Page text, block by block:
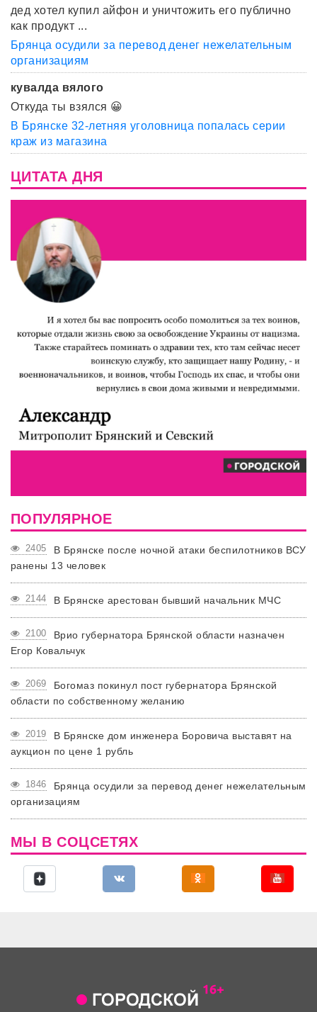
дед хотел купил айфон и уничтожить его публично
как продукт ...
Брянца осудили за перевод денег нежелательным
организациям
кувалда вялого
Откуда ты взялся 😀
В Брянске 32-летняя уголовница попалась серии
краж из магазина
ЦИТАТА ДНЯ
ПОПУЛЯРНОЕ
2405
В Брянске после ночной атаки беспилотников ВСУ
ранены 13 человек
2144 В Брянске арестован бывший начальник МЧС
2100
Врио губернатора Брянской области назначен
Егор Ковальчук
2069
Богомаз покинул пост губернатора Брянской
области по собственному желанию
2019
В Брянске дом инженера Боровича выставят на
аукцион по цене 1 рубль
1846
Брянца осудили за перевод денег нежелательным
организациям
МЫ В СОЦСЕТЯХ